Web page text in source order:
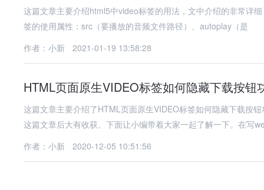
这篇文章主要介绍html5中video标签的用法，文中介绍的非常详
签的使用属性：src（要播放的音频文件路径）、autoplay（是
作者：小新
2021-01-19 13:58:28
HTML页面原生VIDEO标签如何隐藏下载按钮
这篇文章主要介绍了HTML页面原生VIDEO标签如何隐藏下载按
这篇文章后大有收获。下面让小编带着大家一起了解一下。在写
作者：小新
2020-12-05 10:51:56